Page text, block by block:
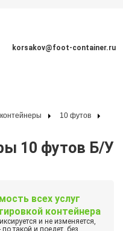
korsakov@foot-container.ru
контейнеры
10 футов
10 футов Б/У
всех услуг
контейнера
и не изменяется,
такой и поедет, без